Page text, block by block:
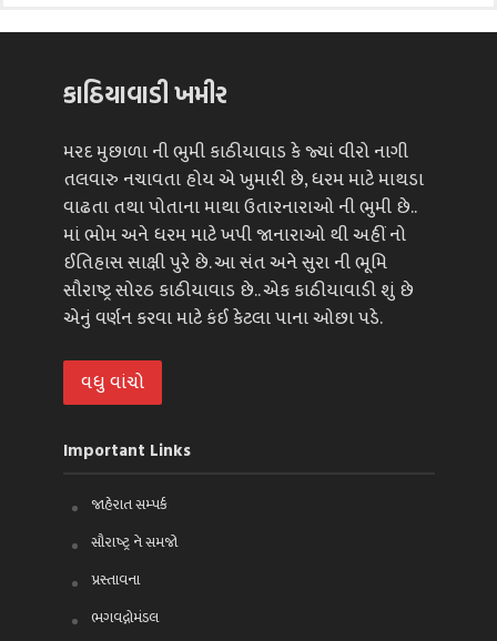
કાઠિયાવાડી ખમીર
મરદ મુછાળા ની ભુમી કાઠીયાવાડ કે જ્યાં વીરો નાગી
તલવારુ નચાવતા હોય એ ખુમારી છે, ધરમ માટે માથડા
વાઢતા તથા પોતાના માથા ઉતારનારાઓ ની ભુમી છે..
માં ભોમ અને ધરમ માટે ખપી જાનારાઓ થી અહીં નો
ઈતિહાસ સાક્ષી પુરે છે. આ સંત અને સુરા ની ભૂમિ
સૌરાષ્ટ્ર સોરઠ કાઠીયાવાડ છે.. એક કાઠીયાવાડી શું છે
એનું વર્ણન કરવા માટે કંઈ કેટલા પાના ઓછા પડે.
વધુ વાંચો
Important Links
જાહેરાત સમ્પર્ક
સૌરાષ્ટ્ર ને સમજો
પ્રસ્તાવના
ભગવદ્ગોમંડલ